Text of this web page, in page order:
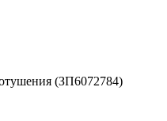
(ЗП6072784)